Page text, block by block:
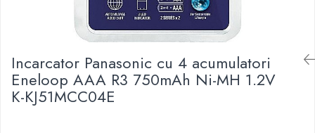
Lanterne
Lampi
Kit-uri vlogging
Baterii Zinc-Aer
Incarcator Panasonic cu 4 acumulatori
Eneloop AAA R3 750mAh Ni-MH 1.2V
K-KJ51MCC04E